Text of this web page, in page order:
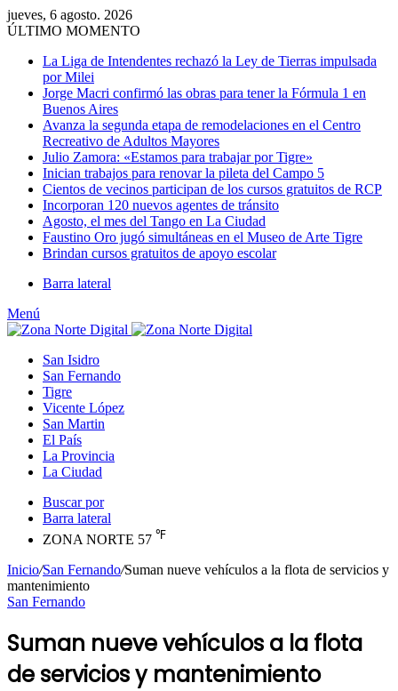
jueves, 6 agosto. 2026
ÚLTIMO MOMENTO
La Liga de Intendentes rechazó la Ley de Tierras impulsada
por Milei
Jorge Macri confirmó las obras para tener la Fórmula 1 en
Buenos Aires
Avanza la segunda etapa de remodelaciones en el Centro
Recreativo de Adultos Mayores
Julio Zamora: «Estamos para trabajar por Tigre»
Inician trabajos para renovar la pileta del Campo 5
Cientos de vecinos participan de los cursos gratuitos de RCP
Incorporan 120 nuevos agentes de tránsito
Agosto, el mes del Tango en La Ciudad
Faustino Oro jugó simultáneas en el Museo de Arte Tigre
Brindan cursos gratuitos de apoyo escolar
Barra lateral
Menú
San Isidro
San Fernando
Tigre
Vicente López
San Martin
El País
La Provincia
La Ciudad
Buscar por
Barra lateral
ZONA NORTE 57 ℉
Inicio/San Fernando/Suman nueve vehículos a la flota de servicios y
mantenimiento
San Fernando
Suman nueve vehículos a la flota
de servicios y mantenimiento